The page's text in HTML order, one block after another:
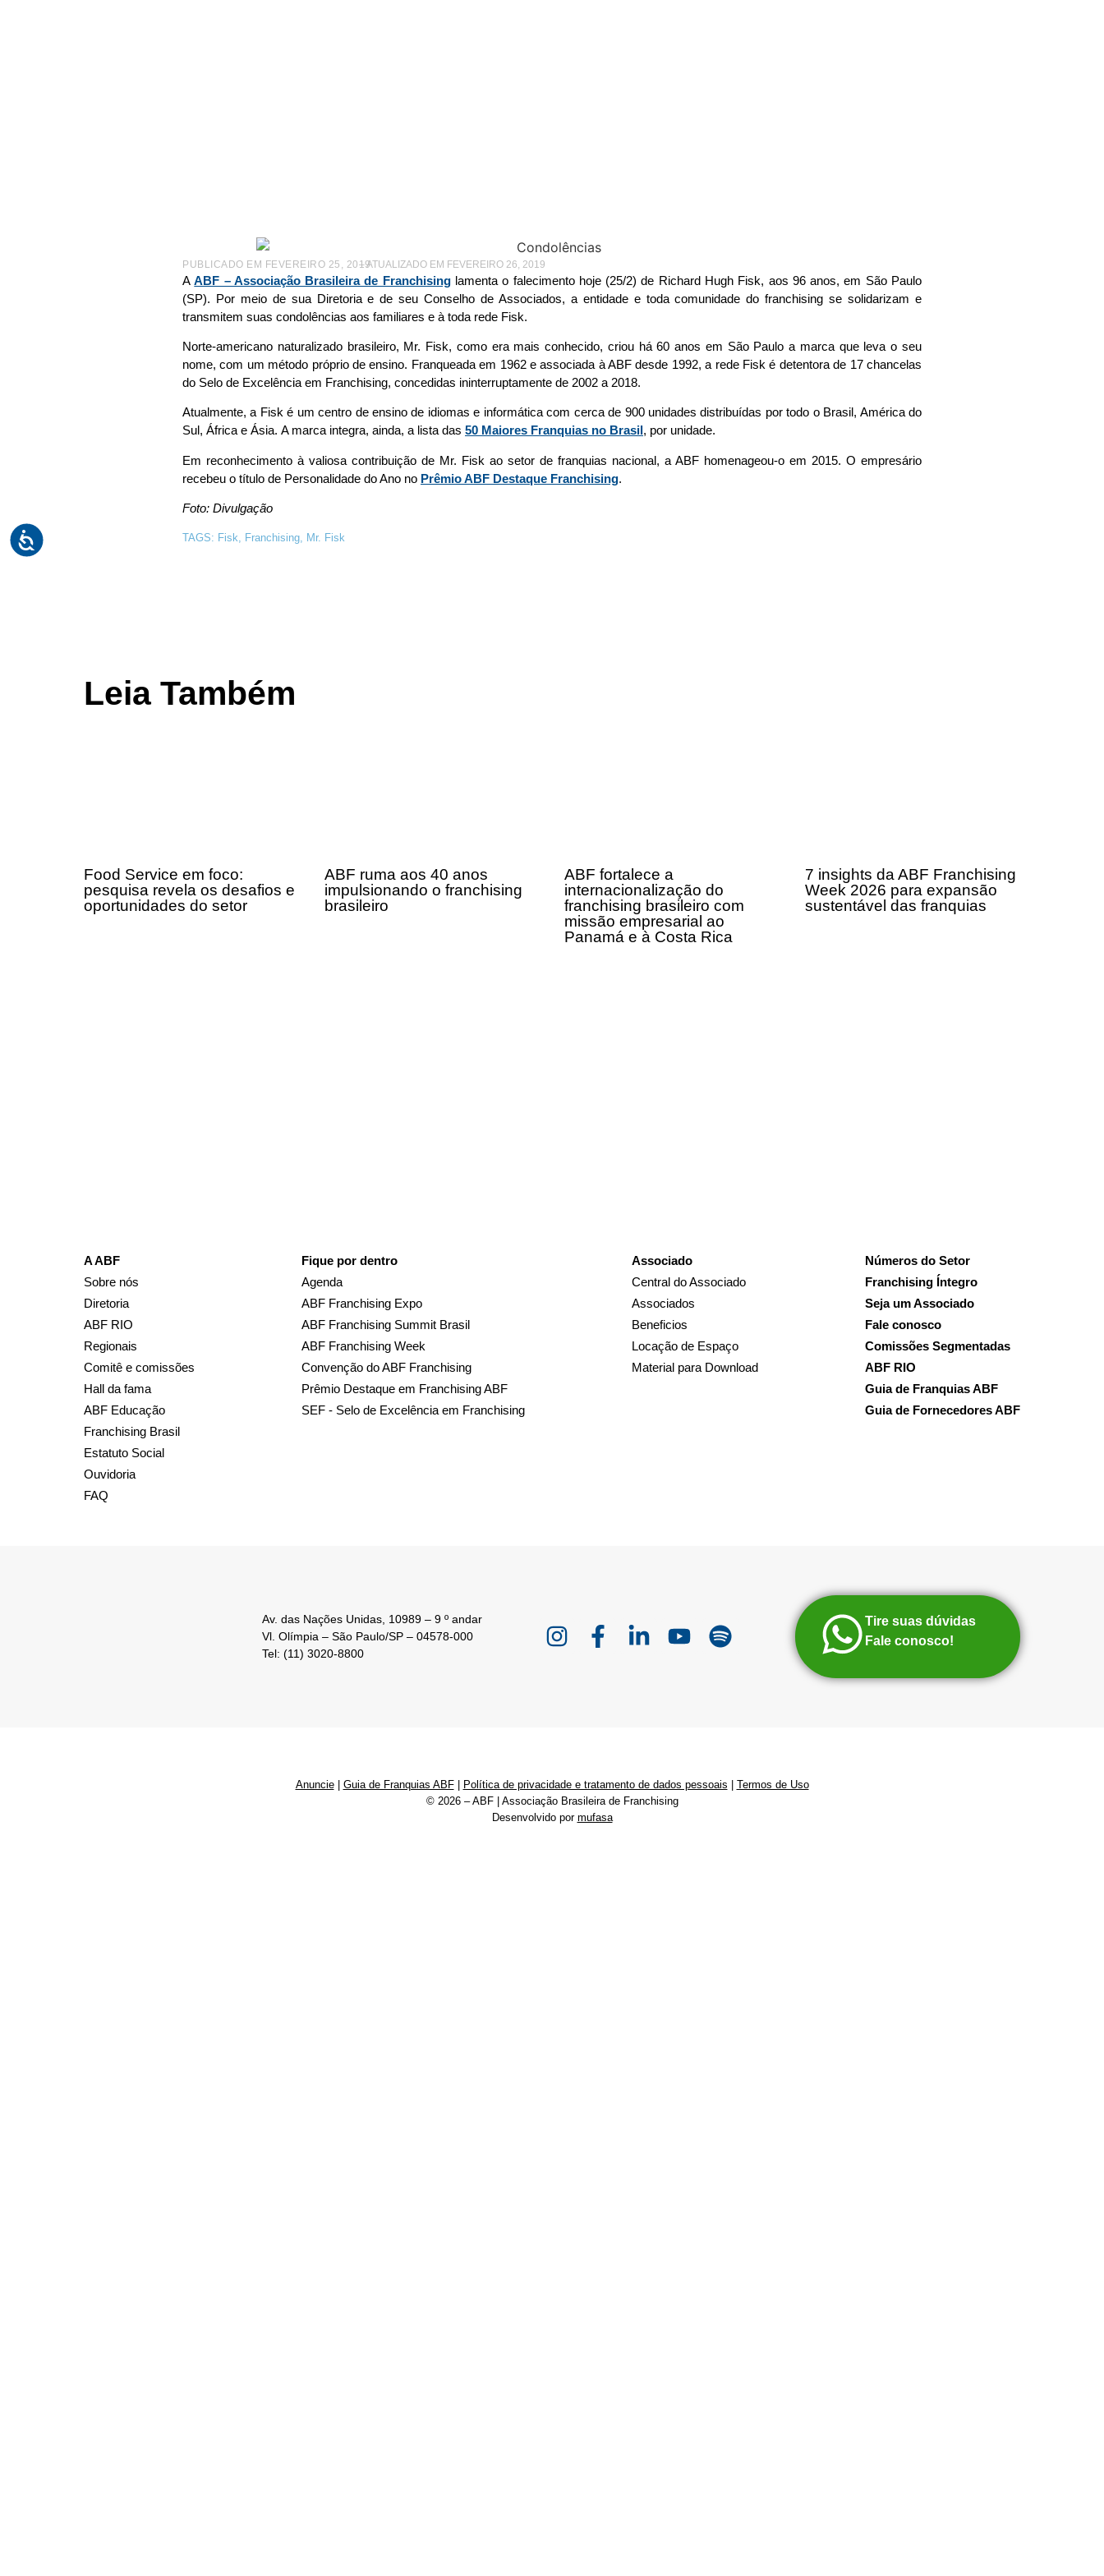
PUBLICADO EM FEVEREIRO 25, 2019– ATUALIZADO EM FEVEREIRO 26, 2019
AABF – Associação Brasileira de Franchisinglamenta o falecimento hoje (25/2) de Richard Hugh Fisk, aos 96 anos, em São Paulo
(SP). Por meio de sua Diretoria e de seu Conselho de Associados, a entidade e toda comunidade do franchising se solidarizam e
transmitem suas condolências aos familiares e à toda rede Fisk.
Norte-americano naturalizado brasileiro, Mr. Fisk, como era mais conhecido, criou há 60 anos em São Paulo a marca que leva o seu
nome, com um método próprio de ensino. Franqueada em 1962 e associada à ABF desde 1992, a rede Fisk é detentora de 17 chancelas
do Selo de Excelência em Franchising, concedidas ininterruptamente de 2002 a 2018.
Atualmente, a Fisk é um centro de ensino de idiomas e informática com cerca de 900 unidades distribuídas por todo o Brasil, América do
Sul, África e Ásia. A marca integra, ainda, a lista das 50 Maiores Franquias no Brasil, por unidade.
Em reconhecimento à valiosa contribuição de Mr. Fisk ao setor de franquias nacional, a ABF homenageou-o em 2015. O empresário
recebeu o título de Personalidade do Ano no Prêmio ABF Destaque Franchising.
Foto: Divulgação
TAGS: Fisk Franchising Mr. Fisk
Leia Também
Food Service em foco:
pesquisa revela os desafios e
oportunidades do setor
ABF ruma aos 40 anos
impulsionando o franchising
brasileiro
ABF fortalece a
internacionalização do
franchising brasileiro com
missão empresarial ao
Panamá e à Costa Rica
7 insights da ABF Franchising
Week 2026 para expansão
sustentável das franquias
A ABF
Sobre nós
Diretoria
ABF RIO
Regionais
Comitê e comissões
Hall da fama
ABF Educação
Franchising Brasil
Estatuto Social
Ouvidoria
FAQ
Fique por dentro
Agenda
ABF Franchising Expo
ABF Franchising Summit Brasil
ABF Franchising Week
Convenção do ABF Franchising
Prêmio Destaque em Franchising ABF
SEF - Selo de Excelência em Franchising
Associado
Central do Associado
Associados
Beneficios
Locação de Espaço
Material para Download
Números do Setor
Franchising Íntegro
Seja um Associado
Fale conosco
Comissões Segmentadas
ABF RIO
Guia de Franquias ABF
Guia de Fornecedores ABF
Av. das Nações Unidas, 10989 – 9 º andar
Vl. Olímpia – São Paulo/SP – 04578-000
Tel: (11) 3020-8800
Tire suas dúvidas
Fale conosco!
Anuncie| Guia de Franquias ABF| Política de privacidade e tratamento de dados pessoais | Termos de Uso
© 2026 – ABF | Associação Brasileira de Franchising
Desenvolvido por mufasa